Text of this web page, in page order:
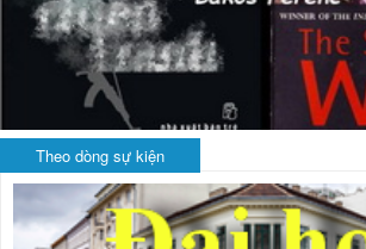
Theo dòng sự kiện